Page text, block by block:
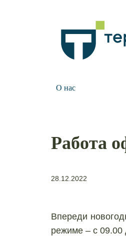
О нас
Работа
28.12.2022
Впереди
режиме – с 09.00